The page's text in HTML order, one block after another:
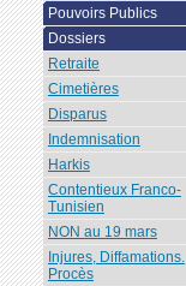
Pouvoirs Publics
Dossiers
Retraite
Cimetières
Disparus
Indemnisation
Harkis
Contentieux Franco-
Tunisien
NON au 19 mars
Injures, Diffamations.
Procès